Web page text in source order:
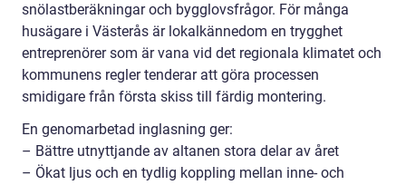
snölastberäkningar och bygglovsfrågor. För många
husägare i Västerås är lokalkännedom en trygghet
entreprenörer som är vana vid det regionala klimatet och
kommunens regler tenderar att göra processen
smidigare från första skiss till färdig montering.
En genomarbetad inglasning ger:
– Bättre utnyttjande av altanen stora delar av året
– Ökat ljus och en tydlig koppling mellan inne- och